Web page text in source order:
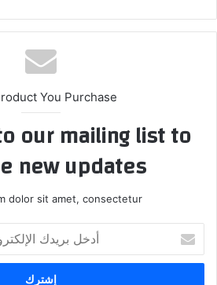
You Purchase
our mailing list to
new updates!
dolor sit amet, consectetur.
بريدك
الإلكتروني